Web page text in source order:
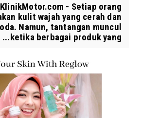
KlinikMotor.com - Setiap orang
kulit wajah yang cerah dan
Namun, tantangan muncul
ketika berbagai produk yang...